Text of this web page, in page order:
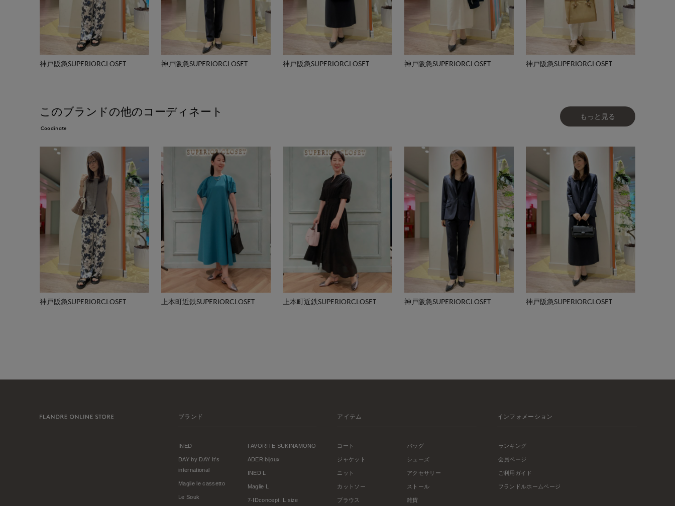
神戸阪急SUPERIORCLOSET 神戸阪急SUPERIORCLOSET 神戸阪急SUPERIORCLOSET 神戸阪急SUPERIORCLOSET 神戸阪急SUPERIORCLOSET
このブランドの他のコーディネート
Coodinate
もっと見る
神戸阪急SUPERIORCLOSET 上本町近鉄SUPERIORCLOSET 上本町近鉄SUPERIORCLOSET 神戸阪急SUPERIORCLOSET 神戸阪急SUPERIORCLOSET
ブランド
INED
DAY by DAY It's
international
Maglie le cassetto
Le Souk
FAVORITE SUKINAMONO
ADER.bijoux
INED L
Maglie L
7-IDconcept. L size
アイテム
コート
ジャケット
ニット
カットソー
ブラウス
バッグ
シューズ
アクセサリー
ストール
雑貨
インフォメーション
ランキング
会員ページ
ご利用ガイド
フランドルホームページ